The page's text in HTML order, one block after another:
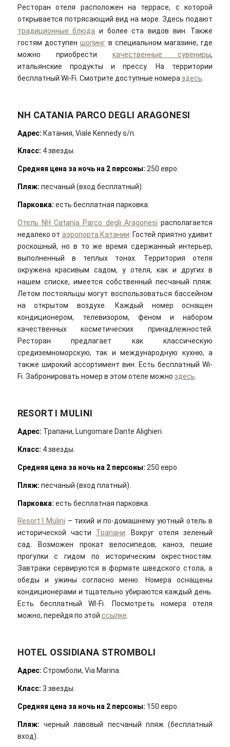
Ресторан отеля расположен на террасе, с которой
открывается потрясающий вид на море. Здесь подают
традиционные блюда и более ста видов вин. Также
гостям доступеншопинг в специальном магазине, где
можно приобрестикачественные сувениры,
итальянские продукты и прессу. На территории
бесплатный Wi-Fi. Смотрите доступные номера здесь
NH CATANIA PARCO DEGLI ARAGONESI
Адрес: Катания, Viale Kennedy s/n.
Класс: 4 звезды.
Средняя цена за ночь на 2 персоны: 250 евро.
Пляж: песчаный (вход бесплатный).
Парковка: есть бесплатная парковка.
Отель NH Catania Parco degli Aragonesi располагается
недалеко от аэропорта Катании . Гостей приятно удивит
роскошный, но в то же время сдержанный интерьер,
выполненный в теплых тонах. Территория отеля
окружена красивым садом, у отеля, как и других в
нашем списке, имеется собственный песчаный пляж.
Летом постояльцы могут воспользоваться бассейном
на открытом воздухе. Каждый номер оснащен
кондиционером, телевизором, феном и набором
качественных косметических принадлежностей.
Ресторан предлагает как классическую
средиземноморскую, так и международную кухню, а
также широкий ассортимент вин. Есть бесплатный Wi-
Fi. Забронировать номер в этом отеле можно здесь
RESORT I MULINI
Адрес: Трапани, Lungomare Dante Alighieri.
Класс: 4 звезды.
Средняя цена за ночь на 2 персоны: 250 евро.
Пляж: песчаный (вход платный).
Парковка: есть бесплатная парковка.
Resort I Mulini – тихий и по-домашнему уютный отель в
исторической части Трапани. Вокруг отеля зеленый
сад. Возможен прокат велосипедов, каноэ, пешие
прогулки с гидом по историческим окрестностям.
Завтраки сервируются в формате шведского стола, а
обеды и ужины согласно меню. Номера оснащены
кондиционерами и тщательно убираются каждый день.
Есть бесплатный WI-Fi. Посмотреть номера отеля
можно, перейдя по этой ссылке.
HOTEL OSSIDIANA STROMBOLI
Адрес: Стромболи, Via Marina.
Класс: 3 звезды.
Средняя цена за ночь на 2 персоны: 150 евро.
Пляж: черный лавовый песчаный пляж (бесплатный
вход).